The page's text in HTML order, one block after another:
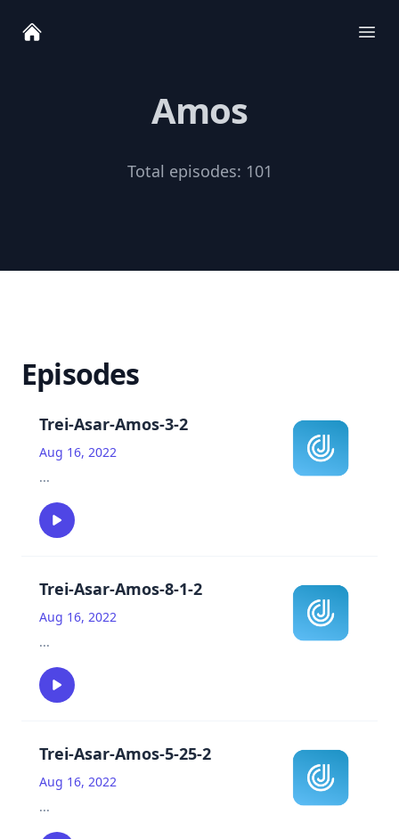
Amos
Total episodes: 101
Episodes
Trei-Asar-Amos-3-2
Aug 16, 2022
...
Trei-Asar-Amos-8-1-2
Aug 16, 2022
...
Trei-Asar-Amos-5-25-2
Aug 16, 2022
...